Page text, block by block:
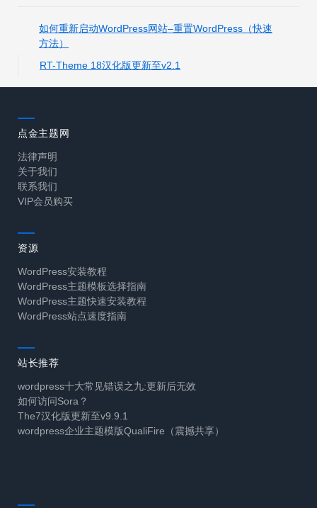
如何重新启动WordPress网站–重置WordPress（快速
方法）
RT-Theme 18汉化版更新至v2.1
点金主题网
法律声明
关于我们
联系我们
VIP会员购买
资源
WordPress安装教程
WordPress主题模板选择指南
WordPress主题快速安装教程
WordPress站点速度指南
站长推荐
wordpress十大常见错误之九:更新后无效
如何访问Sora？
The7汉化版更新至v9.9.1
wordpress企业主题模版QualiFire（震撼共享）